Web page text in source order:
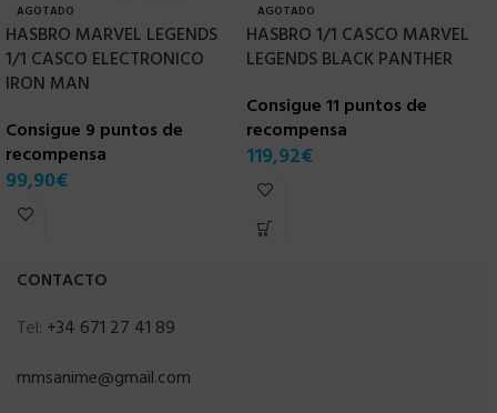
AGOTADO
HASBRO MARVEL LEGENDS
1/1 CASCO ELECTRONICO
IRON MAN
Consigue 9 puntos de
recompensa
99,90€
AGOTADO
HASBRO 1/1 CASCO MARVEL
LEGENDS BLACK PANTHER
Consigue 11 puntos de
recompensa
119,92€
CONTACTO
Tel: +34 671 27 41 89
mmsanime@gmail.com